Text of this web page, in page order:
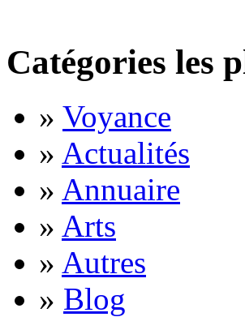
Catégories les
» Voyance
» Actualités
» Annuaire
» Arts
» Autres
» Blog